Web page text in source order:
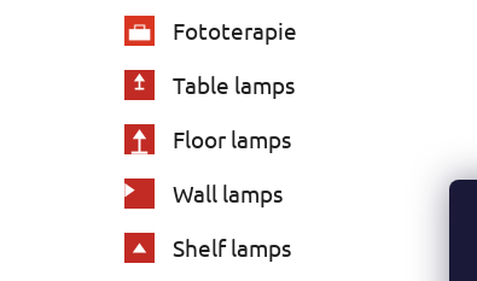
Fototerapie
Table lamps
Floor lamps
Wall lamps
Shelf lamps